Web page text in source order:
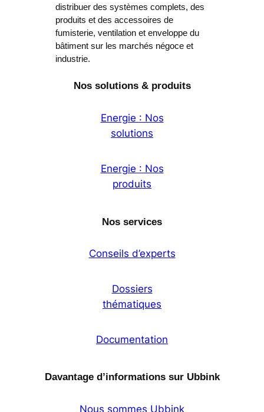
distribuer des systèmes complets, des
produits et des accessoires de
fumisterie, ventilation et enveloppe du
bâtiment sur les marchés négoce et
industrie.
Nos solutions & produits
Energie : Nos
solutions
Energie : Nos
produits
Nos services
Conseils d’experts
Dossiers
thématiques
Documentation
Davantage d’informations sur Ubbink
Nous sommes Ubbink